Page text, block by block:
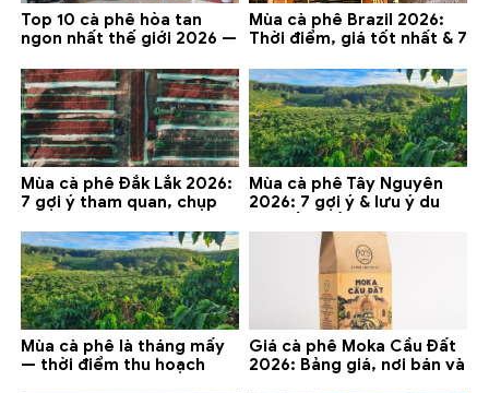
Top 10 cà phê hòa tan
ngon nhất thế giới 2026 —
Mùa cà phê Brazil 2026:
Thời điểm, giá tốt nhất & 7
Mùa cà phê Đắk Lắk 2026:
7 gợi ý tham quan, chụp
Mùa cà phê Tây Nguyên
2026: 7 gợi ý & lưu ý du
Mùa cà phê là tháng mấy
— thời điểm thu hoạch
Giá cà phê Moka Cầu Đất
2026: Bảng giá, nơi bán và